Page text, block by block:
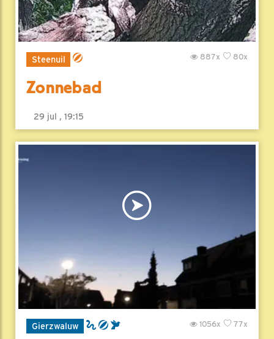
Steenuil 80x
887x
Zonnebad
29 jul , 19:15
Gierzwaluw 77x
1056x